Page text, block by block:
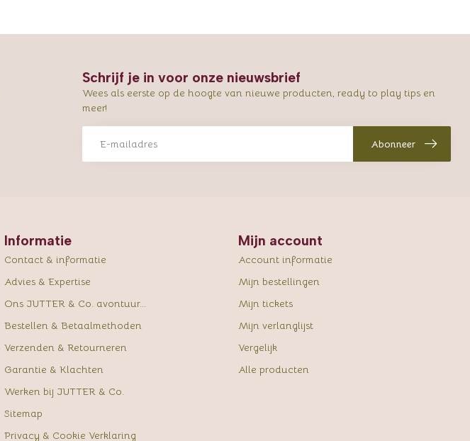
Schrijf je in voor onze nieuwsbrief
Wees als eerste op de hoogte van nieuwe producten, ready to play tips en
meer!
Abonneer
Informatie
Contact & informatie
Advies & Expertise
Ons JUTTER & Co. avontuur...
Bestellen & Betaalmethoden
Verzenden & Retourneren
Garantie & Klachten
Werken bij JUTTER & Co.
Sitemap
Privacy & Cookie Verklaring
Mijn account
Account informatie
Mijn bestellingen
Mijn tickets
Mijn verlanglijst
Vergelijk
Alle producten